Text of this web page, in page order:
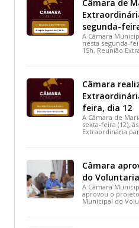
Câmara de
segunda-
A Câmara
nesta segunda-
15h, Reunião
apreciação de
Câmara
feira, dia 12
A Câmara de
sexta-feira (12),
Extraordinária
votação de
Câmara
do
A Câmara
aprovou o
Municipal do
celebrado em 28